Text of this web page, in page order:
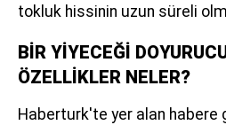
tokluk hissinin uzun süreli
BİR YİYECEĞİ
ÖZELLİKLER NELER?
Haberturk'te yer alan habere